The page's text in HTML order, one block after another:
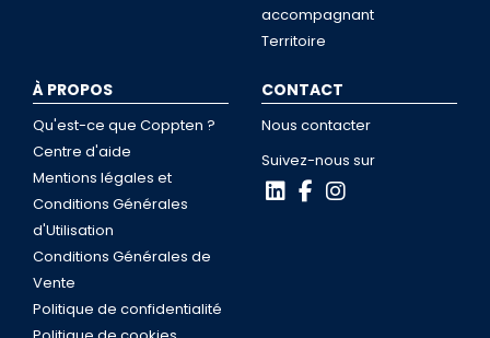
accompagnant
Territoire
À PROPOS
Qu'est-ce que Coppten ?
Centre d'aide
Mentions légales et
Conditions Générales
d'Utilisation
Conditions Générales de
Vente
Politique de confidentialité
CONTACT
Nous contacter
Suivez-nous sur